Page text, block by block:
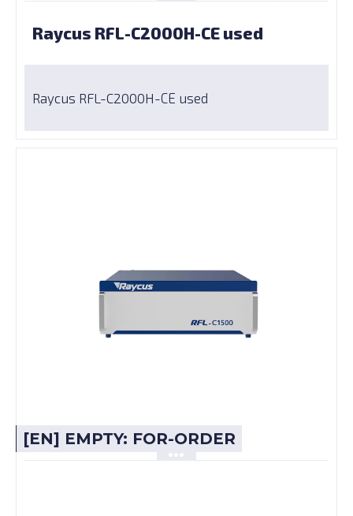
Raycus RFL-C2000H-СЕ used
Raycus RFL-C2000H-СЕ used
[EN] EMPTY: FOR-ORDER